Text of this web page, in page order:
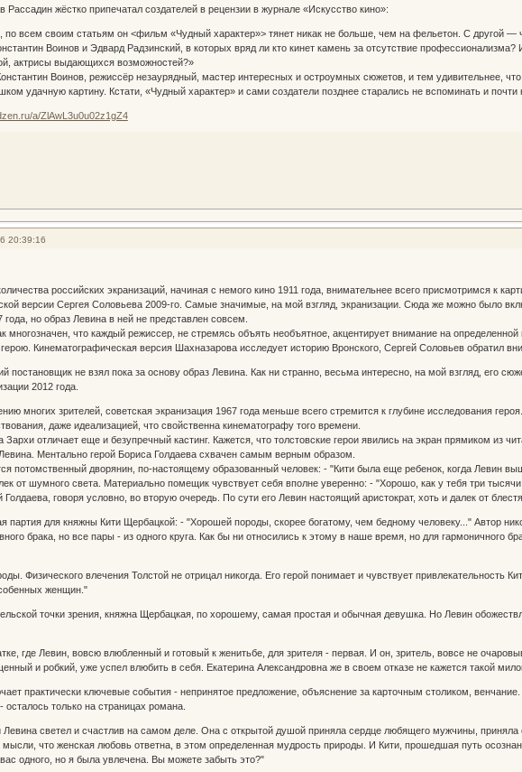
Рассадин жёстко припечатал создателей в рецензии в журнале «Искусство кино»:
по всем своим статьям он <фильм «Чудный характер»> тянет никак не больше, чем на фельетон. С другой —
Воинов и Эдвард Радзинский, в которых вряд ли кто кинет камень за отсутствие профессионализма?
актрисы выдающихся возможностей?»
Воинов, режиссёр незаурядный, мастер интересных и остроумных сюжетов, и тем удивительнее,
удачную картину. Кстати, «Чудный характер» и сами создатели позднее старались не вспоминать и почти
a/ZlAwL3u0u02z1gZ4
20:39:16
российских экранизаций, начиная с немого кино 1911 года, внимательнее всего присмотримся к
версии Сергея Соловьева 2009-го. Самые значимые, на мой взгляд, экранизации. Сюда же можно было
но образ Левина в ней не представлен совсем.
многозначен, что каждый режиссер, не стремясь объять необъятное, акцентирует внимание на
Кинематографическая версия Шахназарова исследует историю Вронского, Сергей Соловьев обратил
постановщик не взял пока за основу образ Левина. Как ни странно, весьма интересно, на мой взгляд, его
2012 года.
многих зрителей, советская экранизация 1967 года меньше всего стремится к глубине исследования
даже идеализацией, что свойственна кинематографу того времени.
отличает еще и безупречный кастинг. Кажется, что толстовские герои явились на экран прямиком из
Ментально герой Бориса Голдаева схвачен самым верным образом.
потомственный дворянин, по-настоящему образованный человек: - "Кити была еще ребенок, когда Левин
от шумного света. Материально помещик чувствует себя вполне уверенно: - "Хорошо, как у тебя три
Голдаева, говоря условно, во вторую очередь. По сути его Левин настоящий аристократ, хоть и далек от
партия для княжны Кити Щербацкой: - "Хорошей породы, скорее богатому, чем бедному человеку..." Автор
брака, но все пары - из одного круга. Как бы ни относились к этому в наше время, но для гармоничного
Физического влечения Толстой не отрицал никогда. Его герой понимает и чувствует привлекательность
женщин."
точки зрения, княжна Щербацкая, по хорошему, самая простая и обычная девушка. Но Левин
где Левин, вовсю влюбленный и готовый к женитьбе, для зрителя - первая. И он, зритель, вовсе не
и робкий, уже успел влюбить в себя. Екатерина Александровна же в своем отказе не кажется такой
практически ключевые события - непринятое предложение, объяснение за карточным столиком,
только на страницах романа.
Левина светел и счастлив на самом деле. Она с открытой душой приняла сердце любящего мужчины, приняла
мысли, что женская любовь ответна, в этом определенная мудрость природы. И Кити, прошедшая путь
одного, но я была увлечена. Вы можете забыть это?"